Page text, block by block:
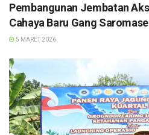
Pembangunan Jembatan
Cahaya Baru Gang Saromase
5 MARET 2026